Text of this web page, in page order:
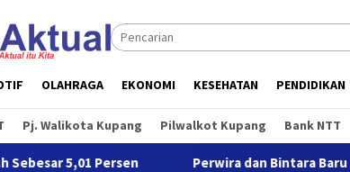
OLAHRAGA EKONOMI KESEHATAN PENDIDIKAN
Pj. Walikota Kupang Pilwalkot Kupang Bank NTT
5,01 Persen Perwira dan Bintara Baru Terima